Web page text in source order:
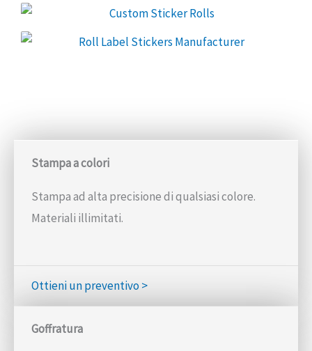
Stampa a colori
Stampa ad alta precisione di qualsiasi colore.
Materiali illimitati.
Ottieni un preventivo >
Goffratura